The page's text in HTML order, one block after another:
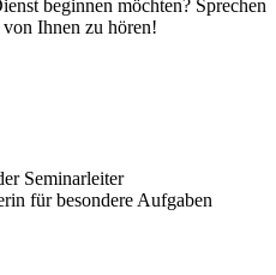
beginnen möchten? Sprechen
Ihnen zu hören!
Seminarleiter
für besondere Aufgaben